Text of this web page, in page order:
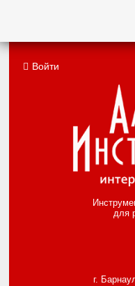
для
г.
Войти